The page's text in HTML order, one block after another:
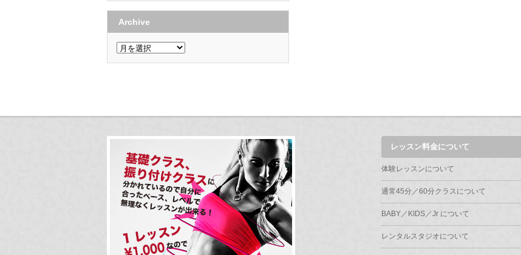
Archive
Archive
レッスン料金について
体験レッスンについて
通常45分／60分クラスについて
BABY／KIDS／Jr について
レンタルスタジオについて